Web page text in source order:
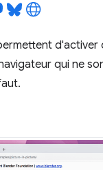
d'activer
qui ne